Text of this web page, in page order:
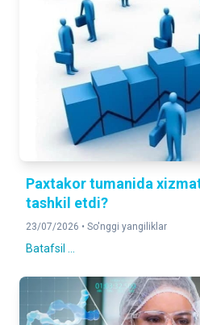
Paxtakor tumanida
tashkil etdi?
23/07/2026 • So'nggi yangiliklar
Batafsil ...